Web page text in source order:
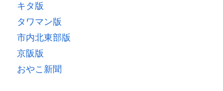
キタ版
タワマン版
市内北東部版
京阪版
おやこ新聞